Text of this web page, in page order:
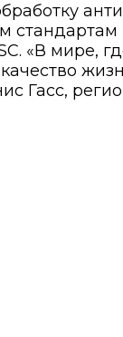
«В мире,
Гасс,